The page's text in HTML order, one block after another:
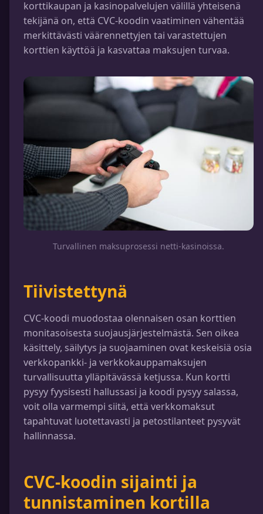
korttikaupan ja kasinopalvelujen välillä yhteisenä
tekijänä on, että CVC-koodin vaatiminen vähentää
merkittävästi väärennettyjen tai varastettujen
korttien käyttöä ja kasvattaa maksujen turvaa.
Turvallinen maksuprosessi netti-kasinoissa.
Tiivistettynä
CVC-koodi muodostaa olennaisen osan korttien
monitasoisesta suojausjärjestelmästä. Sen oikea
käsittely, säilytys ja suojaaminen ovat keskeisiä osia
verkkopankki- ja verkkokauppamaksujen
turvallisuutta ylläpitävässä ketjussa. Kun kortti
pysyy fyysisesti hallussasi ja koodi pysyy salassa,
voit olla varmempi siitä, että verkkomaksut
tapahtuvat luotettavasti ja petostilanteet pysyvät
hallinnassa.
CVC-koodin sijainti ja
tunnistaminen kortilla